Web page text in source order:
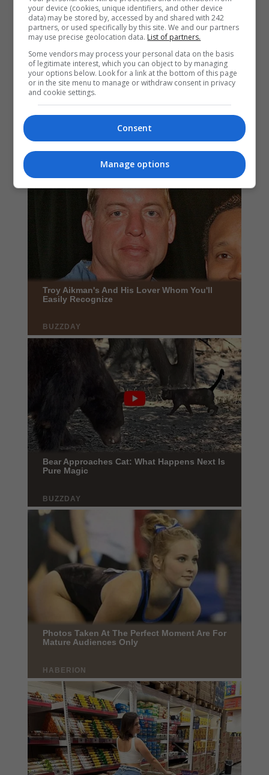
your device (cookies, unique identifiers, and other device
data) may be stored by, accessed by and shared with 242
partners, or used specifically by this site. We and our partners
may use precise geolocation data. List of partners.
Some vendors may process your personal data on the basis
of legitimate interest, which you can object to by managing
your options below. Look for a link at the bottom of this page
or in the site menu to manage or withdraw consent in privacy
and cookie settings.
Consent
Manage options